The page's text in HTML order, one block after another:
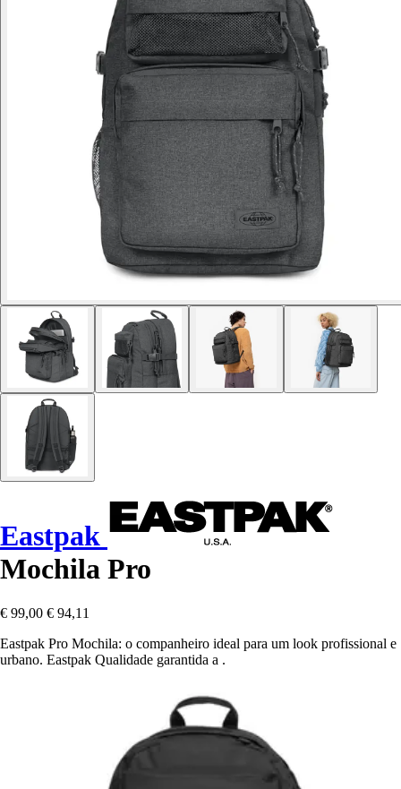
Eastpak
Mochila Pro
€ 99,00 € 94,11
Eastpak Pro Mochila: o companheiro ideal para um look profissional e
urbano. Eastpak Qualidade garantida a .